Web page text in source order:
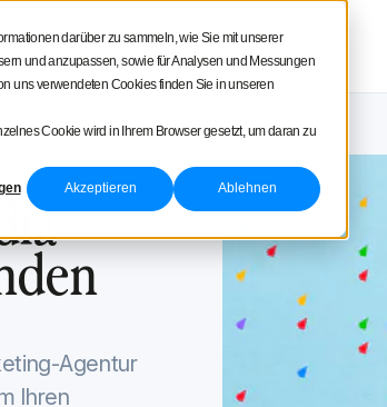
darüber zu sammeln, wie Sie mit unserer
und anzupassen, sowie für Analysen und Messungen
uns verwendeten Cookies finden Sie in unseren
Cookie wird in Ihrem Browser gesetzt, um daran zu
Akzeptieren Ablehnen
ProdukttourPreise
Agentur
Ihren